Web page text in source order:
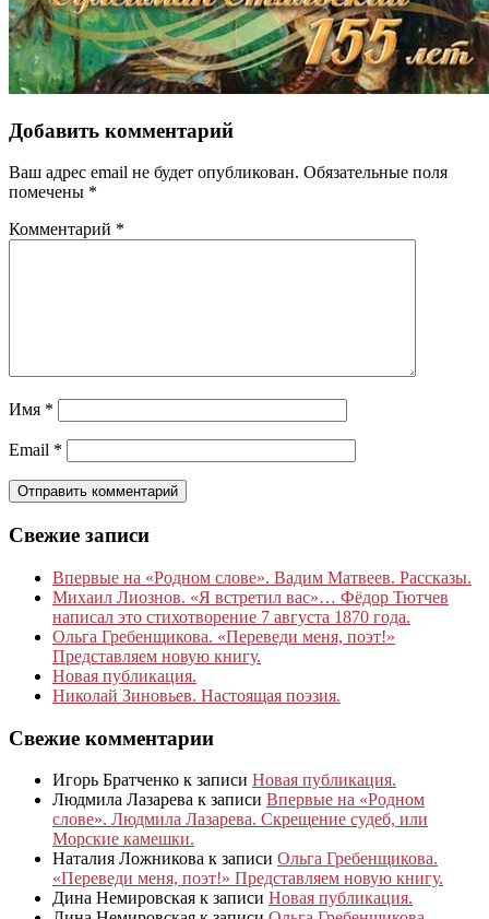
Добавить комментарий
Ваш адрес email не будет опубликован. Обязательные поля
помечены *
Комментарий *
Имя *
Email *
Свежие записи
Впервые на «Родном слове». Вадим Матвеев. Рассказы.
Михаил Лиознов. «Я встретил вас»… Фёдор Тютчев
написал это стихотворение 7 августа 1870 года.
Ольга Гребенщикова. «Переведи меня, поэт!»
Представляем новую книгу.
Новая публикация.
Николай Зиновьев. Настоящая поэзия.
Свежие комментарии
Игорь Братченко к записи Новая публикация.
Людмила Лазарева к записи Впервые на «Родном
слове». Людмила Лазарева. Скрещение судеб, или
Морские камешки.
Наталия Ложникова к записи Ольга Гребенщикова.
«Переведи меня, поэт!» Представляем новую книгу.
Дина Немировская к записи Новая публикация.